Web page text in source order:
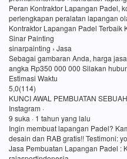
Peran Kontraktor Lapangan Padel,
perlengkapan peralatan lapangan
Kontraktor Lapangan Padel Terbaik
Sinar Painting
sinarpainting › Jasa
Sebagai gambaran Anda, harga
angka Rp350 000 000 Silakan
Estimasi Waktu
5,0(114)
KUNCI AWAL PEMBUATAN
Instagram ·
9 suka · 1 tahun yang lalu
Ingin membuat lapangan Padel?
desain dan RAB gratis!! Testimoni:
Jasa Pembuatan Lapangan Padel :